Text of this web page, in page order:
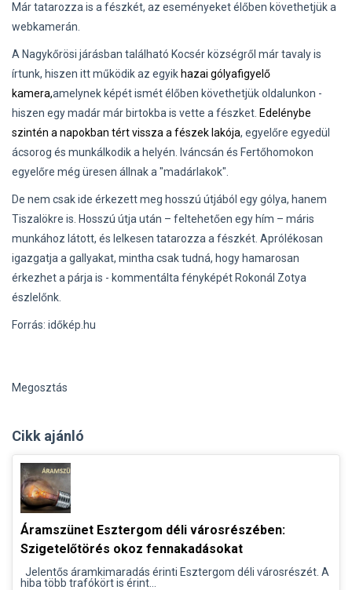
Már tatarozza is a fészkét, az eseményeket élőben követhetjük a
webkamerán.
A Nagykőrösi járásban található Kocsér községről már tavaly is
írtunk, hiszen itt működik az egyik hazai gólyafigyelő
kamera,amelynek képét ismét élőben követhetjük oldalunkon -
hiszen egy madár már birtokba is vette a fészket. Edelénybe
szintén a napokban tért vissza a fészek lakója, egyelőre egyedül
ácsorog és munkálkodik a helyén. Iváncsán és Fertőhomokon
egyelőre még üresen állnak a "madárlakok".
De nem csak ide érkezett meg hosszú útjából egy gólya, hanem
Tiszalökre is. Hosszú útja után – feltehetően egy hím – máris
munkához látott, és lelkesen tatarozza a fészkét. Aprólékosan
igazgatja a gallyakat, mintha csak tudná, hogy hamarosan
érkezhet a párja is - kommentálta fényképét Rokonál Zotya
észlelőnk.
Forrás: időkép.hu
Megosztás
Cikk ajánló
Áramszünet Esztergom déli városrészében:
Szigetelőtörés okoz fennakadásokat
Jelentős áramkimaradás érinti Esztergom déli városrészét. A
hiba több trafókört is érint...